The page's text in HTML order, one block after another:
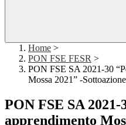
Home >
PON FSE FESR >
PON FSE SA 2021-30
Mossa 2021” -
PON FSE SA 2021-
apprendimento